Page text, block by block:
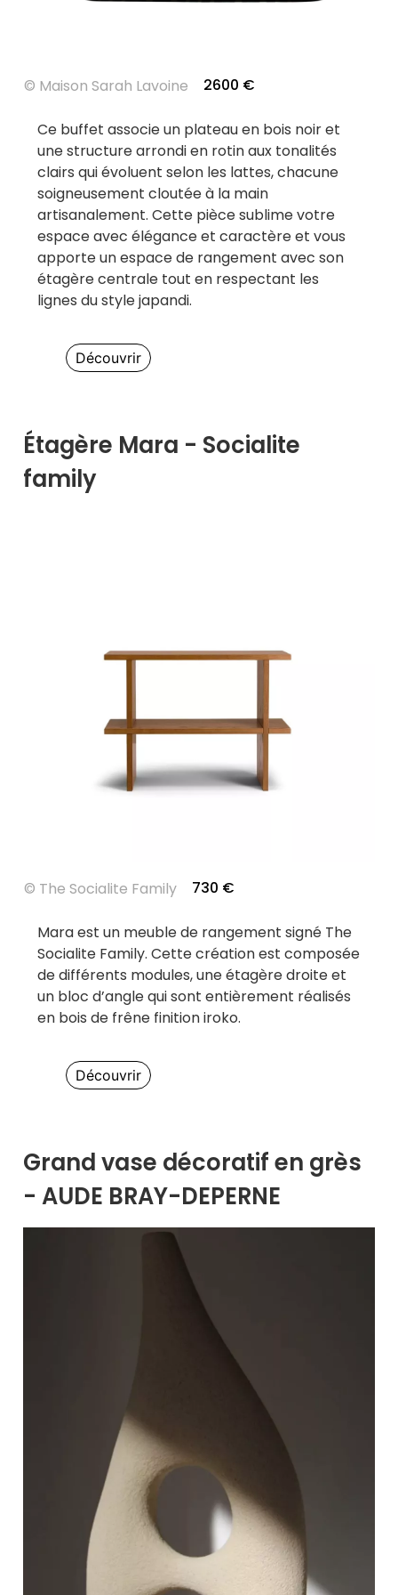
© Maison Sarah Lavoine 2600 €
Ce buffet associe un plateau en bois noir et
une structure arrondi en rotin aux tonalités
clairs qui évoluent selon les lattes, chacune
soigneusement cloutée à la main
artisanalement. Cette pièce sublime votre
espace avec élégance et caractère et vous
apporte un espace de rangement avec son
étagère centrale tout en respectant les
lignes du style japandi.
Découvrir
Étagère Mara - Socialite
family
© The Socialite Family 730 €
Mara est un meuble de rangement signé The
Socialite Family. Cette création est composée
de différents modules, une étagère droite et
un bloc d’angle qui sont entièrement réalisés
en bois de frêne finition iroko.
Découvrir
Grand vase décoratif en grès
- AUDE BRAY-DEPERNE